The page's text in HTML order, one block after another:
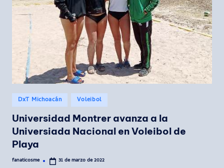
Publicado
en
DxT Michoacán Voleibol
Universidad Montrer avanza a la
Universiada Nacional en Voleibol de
Playa
Publicado
fanaticosme 31 de marzo de 2022